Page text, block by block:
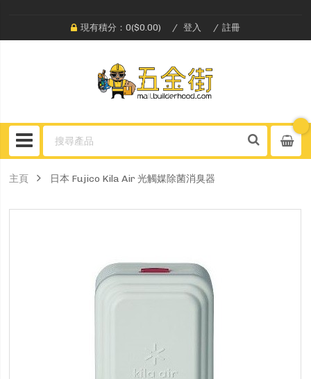
現有積分：0($0.00) 登入 註冊
主頁 日本 Fujico Kila Air 光觸媒除菌消臭器